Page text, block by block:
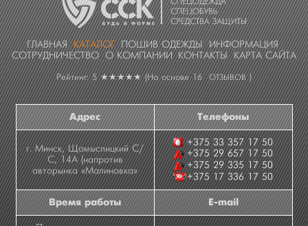
ГЛАВНАЯ КАТАЛОГ ПОШИВ ОДЕЖДЫ
ИНФОРМАЦИЯ
СОТРУДНИЧЕСТВО
О КОМПАНИИ КОНТАКТЫ КАРТА САЙТА
Рейтинг: 5★★★★★ (На основе16 ОТЗЫВОВ)
Адрес Телефоны
г. Минск, Щомыслицкий С/
С, 14А (напротив
авторынка «Малиновка»
+375 33 357 17 50
+375 29 657 17 50
+375 29 335 17 50
+375 17 336 17 50
Время работы E-mail